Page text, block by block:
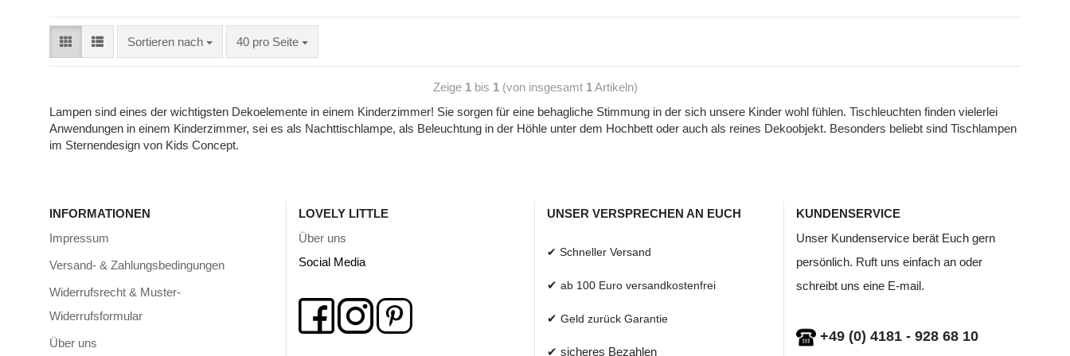
Sortieren nach 40 pro Seite
Zeige 1bis 1(von insgesamt 1Artikeln)
Lampen sind eines der wichtigsten Dekoelemente in einem Kinderzimmer! Sie sorgen für eine behagliche Stimmung in der sich unsere Kinder wohl fühlen. Tischleuchten finden vielerlei
Anwendungen in einem Kinderzimmer, sei es als Nachttischlampe, als Beleuchtung in der Höhle unter dem Hochbett oder auch als reines Dekoobjekt. Besonders beliebt sind Tischlampen
im Sternendesign von Kids Concept.
INFORMATIONEN
Impressum
Versand- & Zahlungsbedingungen
Widerrufsrecht & Muster-
Widerrufsformular
Über uns
LOVELY LITTLE
Über uns
Social Media
UNSER VERSPRECHEN AN EUCH
✔ Schneller Versand
✔ ab 100 Euro versandkostenfrei
✔ Geld zurück Garantie
✔ sicheres Bezahlen
KUNDENSERVICE
Unser Kundenservice berät Euch gern
persönlich. Ruft uns einfach an oder
schreibt uns eine E-mail.
+49 (0) 4181 - 928 68 10